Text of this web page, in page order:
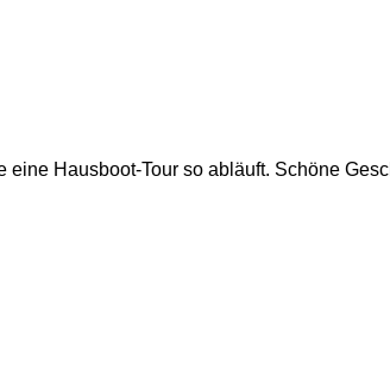
eine Hausboot-Tour so abläuft. Schöne